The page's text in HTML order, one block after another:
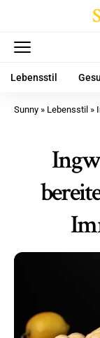
Lebensstil
Sunny » Lebensstil »